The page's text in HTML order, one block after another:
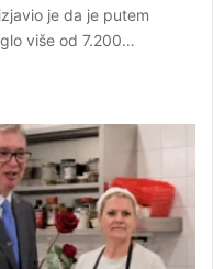
je da je putem
više od 7.200…